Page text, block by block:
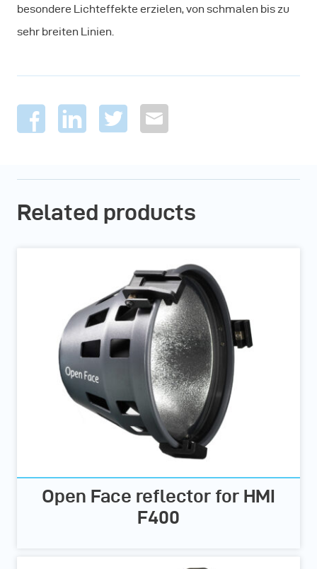
besondere Lichteffekte erzielen, von schmalen bis zu
sehr breiten Linien.
Related products
Open Face reflector for HMI
F400